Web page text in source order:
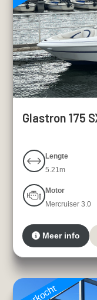
Glastron 175
Lengte
5.21m
Motor
Mercruiser 3.0
Meer info